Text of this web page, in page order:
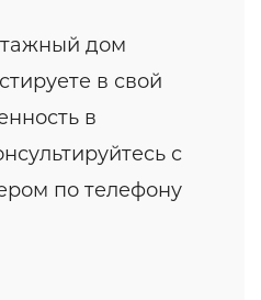
дом
в свой
в
с
по телефону